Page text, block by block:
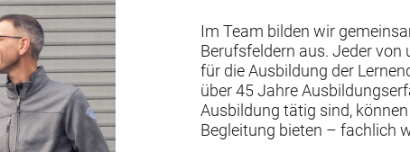
Im Team bilden wir
Berufsfeldern aus. Jeder
für die Ausbildung der
über 45 Jahre
Ausbildung tätig sind,
Begleitung bieten – fachlich